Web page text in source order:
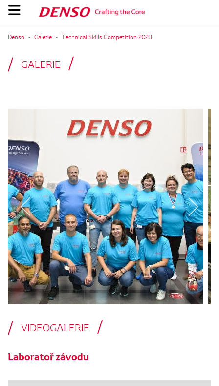
Denso Galerie Technical Skills Competition 2023
GALERIE
VIDEOGALERIE
Laboratoř závodu